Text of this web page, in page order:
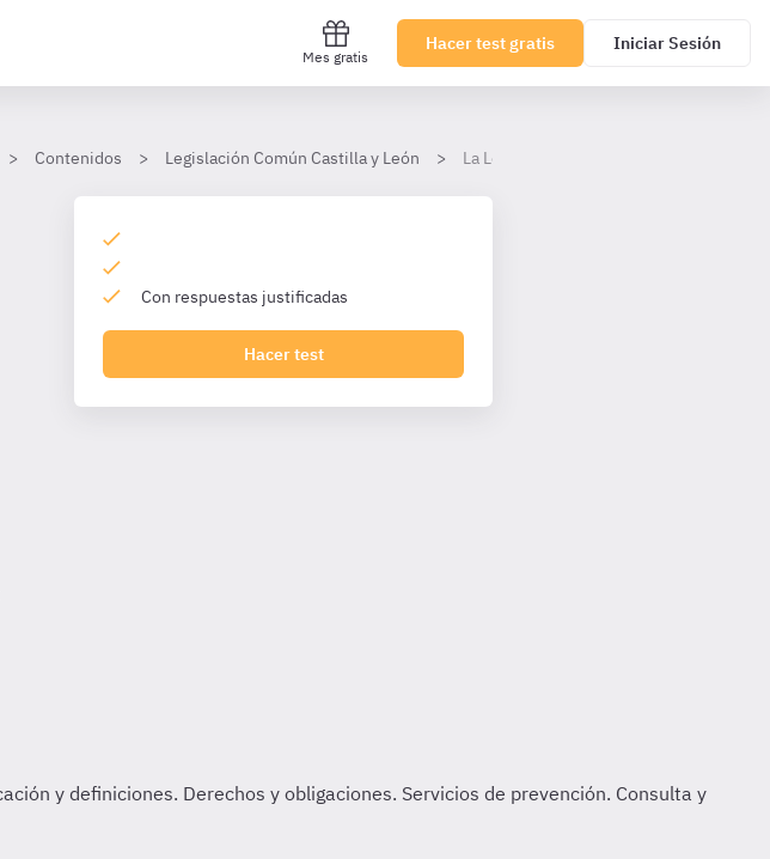
Mes gratis
Hacer test gratis Iniciar Sesión
Contenidos Legislación Común Castilla y León La Ley 31/1995, de 8 de noviembre, de
Con respuestas justificadas
Hacer test